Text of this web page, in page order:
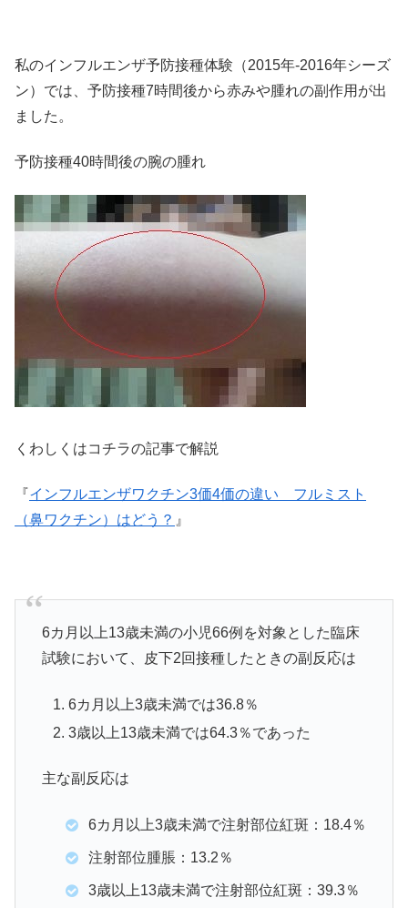
私のインフルエンザ予防接種体験（2015年-2016年シーズ
ン）では、予防接種7時間後から赤みや腫れの副作用が出
ました。
予防接種40時間後の腕の腫れ
くわしくはコチラの記事で解説
『インフルエンザワクチン3価4価の違い フルミスト
（鼻ワクチン）はどう？ 』
6カ月以上13歳未満の小児66例を対象とした臨床
試験において、皮下2回接種したときの副反応は
6カ月以上3歳未満では36.8％
3歳以上13歳未満では64.3％であった
主な副反応は
6カ月以上3歳未満で注射部位紅斑：18.4％
注射部位腫脹：13.2％
3歳以上13歳未満で注射部位紅斑：39.3％